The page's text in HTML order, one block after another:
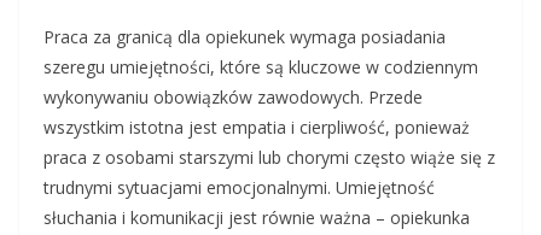
Praca za granicą dla opiekunek wymaga posiadania
szeregu umiejętności, które są kluczowe w codziennym
wykonywaniu obowiązków zawodowych. Przede
wszystkim istotna jest empatia i cierpliwość, ponieważ
praca z osobami starszymi lub chorymi często wiąże się z
trudnymi sytuacjami emocjonalnymi. Umiejętność
słuchania i komunikacji jest równie ważna – opiekunka